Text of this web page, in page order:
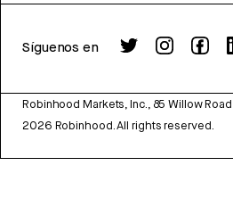
Síguenos en
Robinhood Markets, Inc., 85 Willow
2026 Robinhood. All rights reserved.